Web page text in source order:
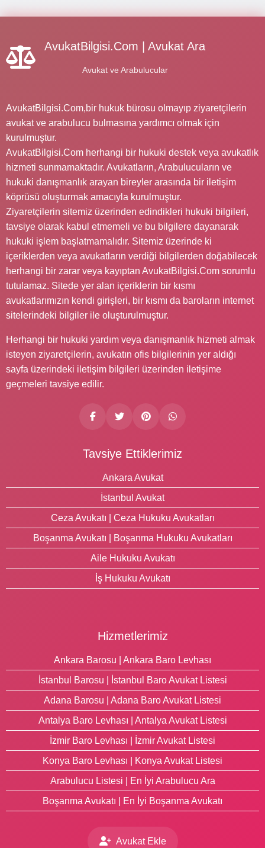
AvukatBilgisi.Com | Avukat Ara
Avukat ve Arabulucular
AvukatBilgisi.Com,bir hukuk bürosu olmayıp ziyaretçilerin
avukat ve arabulucu bulmasına yardımcı olmak için
kurulmuştur.
AvukatBilgisi.Com herhangi bir hukuki destek veya avukatlık
hizmeti sunmamaktadır. Avukatların, Arabulucuların ve
hukuki danışmanlık arayan bireyler arasında bir iletişim
köprüsü oluşturmak amacıyla kurulmuştur.
Ziyaretçilerin sitemiz üzerinden edindikleri hukuki bilgileri,
tavsiye olarak kabul etmemeli ve bu bilgilere dayanarak
hukuki işlem başlatmamalıdır. Sitemiz üzerinde ki
içeriklerden veya avukatların verdiği bilgilerden doğabilecek
herhangi bir zarar veya kayıptan AvukatBilgisi.Com sorumlu
tutulamaz. Sitede yer alan içeriklerin bir kısmı
avukatlarımızın kendi girişleri, bir kısmı da baroların internet
sitelerindeki bilgiler ile oluşturulmuştur.
Herhangi bir hukuki yardım veya danışmanlık hizmeti almak
isteyen ziyaretçilerin, avukatın ofis bilgilerinin yer aldığı
sayfa üzerindeki iletişim bilgileri üzerinden iletişime
geçmeleri tavsiye edilir.
Tavsiye Ettiklerimiz
Ankara Avukat
İstanbul Avukat
Ceza Avukatı | Ceza Hukuku Avukatları
Boşanma Avukatı | Boşanma Hukuku Avukatları
Aile Hukuku Avukatı
İş Hukuku Avukatı
Hizmetlerimiz
Ankara Barosu | Ankara Baro Levhası
İstanbul Barosu | İstanbul Baro Avukat Listesi
Adana Barosu | Adana Baro Avukat Listesi
Antalya Baro Levhası | Antalya Avukat Listesi
İzmir Baro Levhası | İzmir Avukat Listesi
Konya Baro Levhası | Konya Avukat Listesi
Arabulucu Listesi | En İyi Arabulucu Ara
Boşanma Avukatı | En İyi Boşanma Avukatı
Avukat Ekle